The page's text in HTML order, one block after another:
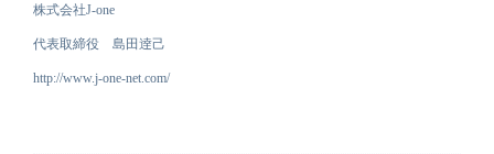
株式会社J-one
代表取締役 島田逹己
http://www.j-one-net.com/